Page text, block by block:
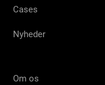
Cases
Nyheder
Om os